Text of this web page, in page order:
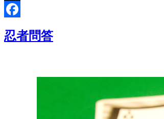
Threads
忍者問答